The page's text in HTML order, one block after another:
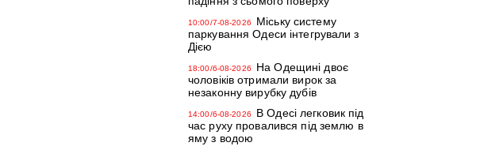
10:00/7-08-2026
Міську систему
паркування Одеси інтегрували з
Дією
18:00/6-08-2026
На Одещині двоє
чоловіків отримали вирок за
незаконну вирубку дубів
14:00/6-08-2026
В Одесі легковик під
час руху провалився під землю в
яму з водою